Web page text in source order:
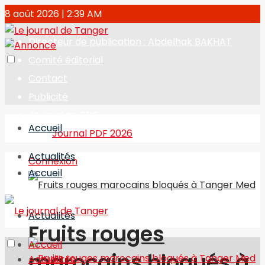
8 août 2026 | 2:39 AM
Directeur de publication : Abdelhak BAKHAT
Journal PDF 2026
Connexion
Accueil
Actualités
Fruits rouges
Accueil
Actualités
Accueil
Actualités